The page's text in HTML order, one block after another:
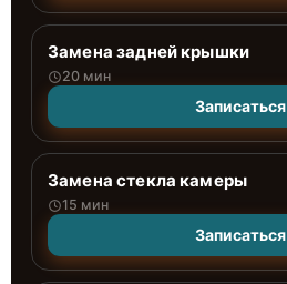
Замена задней крышки
20 мин
Записаться
Замена стекла камеры
15 мин
Записаться